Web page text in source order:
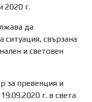
2020 г.
да
ситуация, свързана
и световен
за превенция и
г. в света